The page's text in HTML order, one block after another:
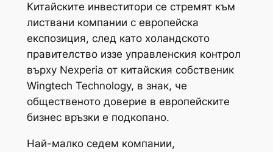
Китайските инвеститори се стремят към
листвани компании с европейска
експозиция, след като холандското
правителство иззе управленския контрол
върху Nexperia от китайския собственик
Wingtech Technology, в знак, че
общественото доверие в европейските
бизнес връзки е подкопано.
Най-малко седем компании,